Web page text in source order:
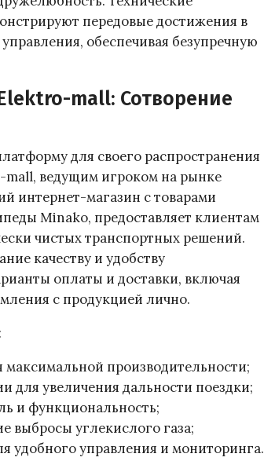
передовые достижения в
обеспечивая безупречную
mall: Сотворение
для своего распространения
mall, ведущим игроком на рынке
интернет-магазин с товарами
Minako, предоставляет клиентам
чистых транспортных решений.
качеству и удобству
оплаты и доставки, включая
с продукцией лично.
производительности;
для увеличения дальности поездки;
и функциональность;
выбросы углекислого газа;
удобного управления и мониторинга.